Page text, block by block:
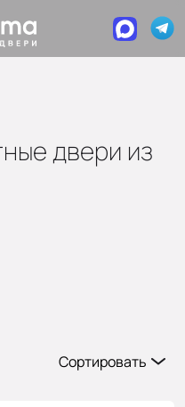
двери из
Сортировать